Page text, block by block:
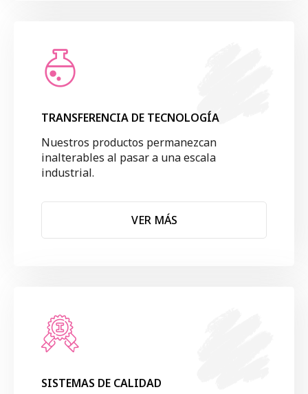
TRANSFERENCIA DE TECNOLOGÍA
Nuestros productos permanezcan
inalterables al pasar a una escala
industrial.
VER MÁS
SISTEMAS DE CALIDAD